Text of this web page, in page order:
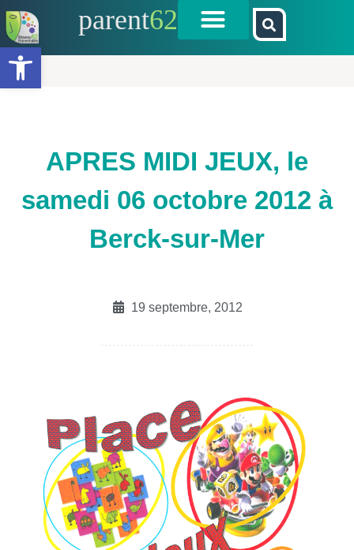
Ouvrir la barre d’outils
parent62
APRES MIDI JEUX, le
samedi 06 octobre 2012 à
Berck-sur-Mer
19 septembre, 2012